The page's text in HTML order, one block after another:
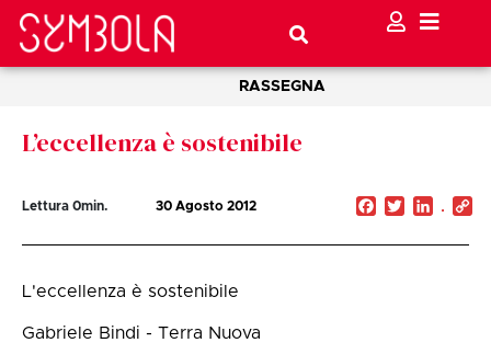
RASSEGNA
L’eccellenza è sostenibile
Lettura 0min. 30 Agosto 2012 Facebook
Twitter
L'eccellenza è sostenibile
Gabriele Bindi - Terra Nuova